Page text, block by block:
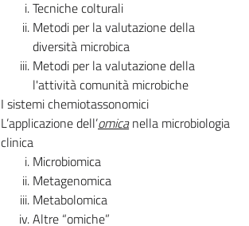
Tecniche colturali
Metodi per la valutazione della
diversità microbica
Metodi per la valutazione della
l'attività comunità microbiche
I sistemi chemiotassonomici
L’applicazione dell’omicanella microbiologia
clinica
Microbiomica
Metagenomica
Metabolomica
Altre “omiche”